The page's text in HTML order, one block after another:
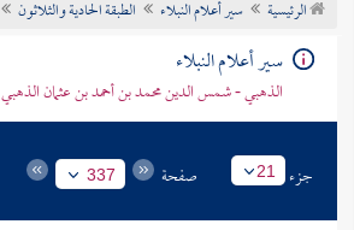
تراجم الأعلام
الرئيسية سير أعلام النبلاء الطبقة الحادية والثلاثون
سير أعلام النبلاء
الذهبي - شمس الدين محمد بن أحمد بن عثمان الذهبي
جزء 21 صفحة 337